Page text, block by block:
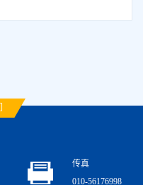
传真
010-56176998